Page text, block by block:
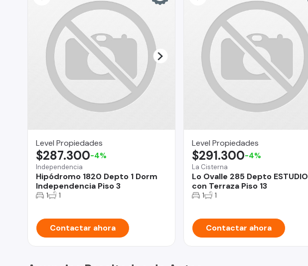
Level Propiedades
Independencia
Hipódromo 1820 Depto 1 Dorm
Independencia Piso 3
$287.300-4%
1 1
Contactar ahora
Level Propiedades
La Cisterna
Lo Ovalle 285 Depto ESTUDIO
con Terraza Piso 13
$291.300-4%
1 1
Contactar ahora